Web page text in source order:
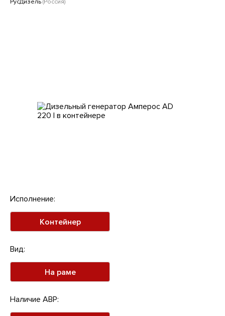
РусДизель (Россия)
Исполнение:
Контейнер
Вид:
На раме
Наличие АВР: